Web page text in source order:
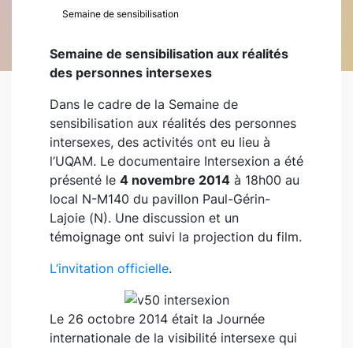
Semaine de sensibilisation
Semaine de sensibilisation aux réalités
des personnes intersexes
Dans le cadre de la Semaine de
sensibilisation aux réalités des personnes
intersexes, des activités ont eu lieu à
l’UQAM. Le documentaire Intersexion a été
présenté le 4 novembre 2014 à 18h00 au
local N-M140 du pavillon Paul-Gérin-
Lajoie (N). Une discussion et un
témoignage ont suivi la projection du film.
L’invitation officielle.
Le 26 octobre 2014 était la Journée
internationale de la visibilité intersexe qui